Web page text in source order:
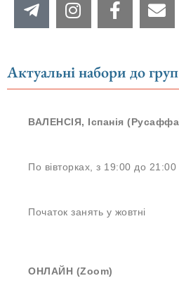
Актуальні набори до
ВАЛЕНСІЯ, Іспанія
По вівторках, з 19:00 до 21:00
Початок занять у жовтні
ОНЛАЙН (Zoom)